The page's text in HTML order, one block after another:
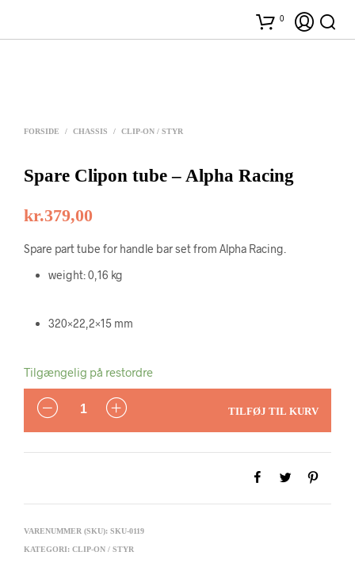
0
FORSIDE / CHASSIS / CLIP-ON / STYR
Spare Clipon tube – Alpha Racing
kr.379,00
Spare part tube for handle bar set from Alpha Racing.
weight: 0,16 kg
320×22,2×15 mm
Tilgængelig på restordre
ANTAL
TILFØJ TIL KURV
VARENUMMER (SKU): SKU-0119
KATEGORI: CLIP-ON / STYR